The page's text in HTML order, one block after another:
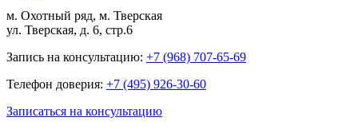
м. Охотный ряд, м. Тверская
ул. Тверская, д. 6, стр.6
Запись на консультацию: +7 (968) 707-65-69
Телефон доверия: +7 (495) 926-30-60
Записаться на консультацию